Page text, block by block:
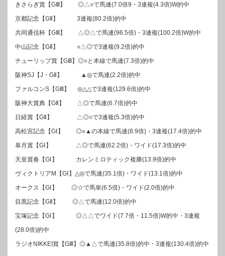
きさらぎ賞【GⅢ】 ◎△○で馬連(7.0倍9・3連複(4.3倍)W的中
京都記念【GⅡ】 3連複(80.2倍)的中
共同通信杯【GⅢ】 △◎△で馬連(96.5倍)・3連複(100.2倍)W的中
中山記念【GⅡ】 ○△◎で3連複(9.2倍)的中
チューリップ賞【GⅢ】◎○と本線で馬連(7.3倍)的中
阪神SJ【J・GⅡ】 ▲◎で馬連(2.2倍)的中
ファルコンS【GⅢ】 ◎△△で3連複(129.6倍)的中
阪神大賞典【GⅡ】 △◎で馬連(6.7倍)的中
日経賞【GⅡ】 △◎○で3連複(5.3倍)的中
高松宮記念【GⅠ】 ◎○▲の本線で馬連(8.9倍)・3連複(17.4倍)的中
皐月賞【GⅠ】 △◎で馬連(62.2倍)・ワイド(17.3倍)的中
天皇賞春【GⅠ】 カレンミロティック複勝(13.9倍)的中
ヴィクトリアM【GⅠ】△◎で馬連(35.1倍)・ワイド(13.1倍)的中
オークス【GⅠ】 ◎☆で馬単(6.5倍)・ワイド(2.0倍)的中
目黒記念【GⅡ】 ◎△で馬連(12.0倍)的中
宝塚記念【GⅠ】 ◎△△でワイド(7.7倍・11.5倍)W的中・3連複
(28.0倍)的中
ラジオNIKKEI賞【GⅢ】◎▲△で馬連(35.8倍)的中・3連複(130.4倍)的中